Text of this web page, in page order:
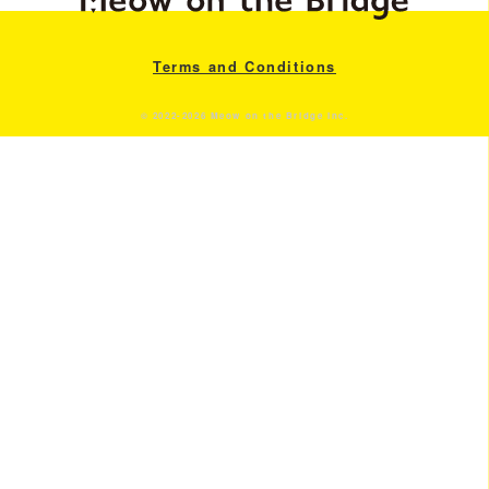
Terms and Conditions
© 2022-2026 Meow on the Bridge Inc.